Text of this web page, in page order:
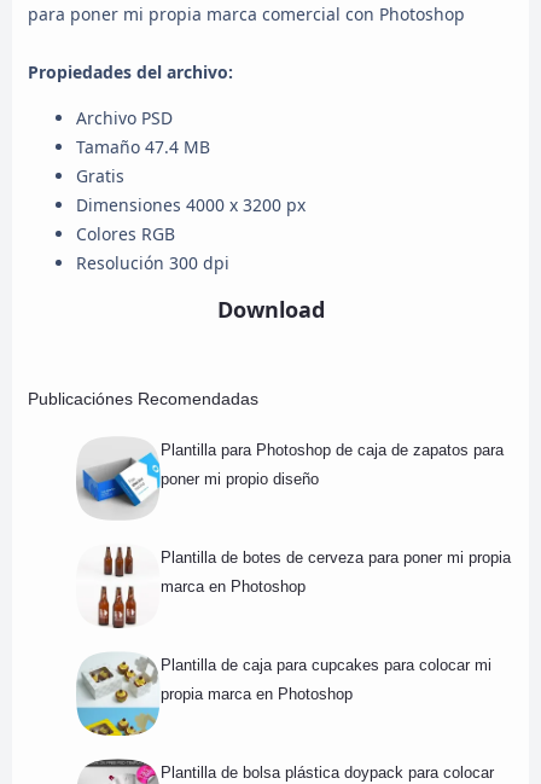
para poner mi propia marca comercial con Photoshop
Propiedades del archivo:
Archivo PSD
Tamaño 47.4 MB
Gratis
Dimensiones 4000 x 3200 px
Colores RGB
Resolución 300 dpi
Download
Publicaciónes Recomendadas
Plantilla para Photoshop de caja de zapatos para
poner mi propio diseño
Plantilla de botes de cerveza para poner mi propia
marca en Photoshop
Plantilla de caja para cupcakes para colocar mi
propia marca en Photoshop
Plantilla de bolsa plástica doypack para colocar